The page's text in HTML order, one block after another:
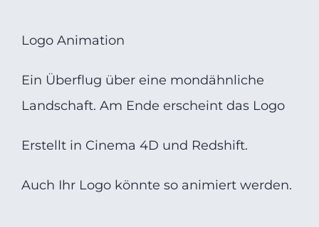
Logo Animation
Ein Überflug über eine mondähnliche
Landschaft. Am Ende erscheint das Logo
Erstellt in Cinema 4D und Redshift.
Auch Ihr Logo könnte so animiert werden.